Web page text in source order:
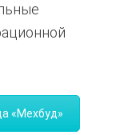
«Мехбуд»